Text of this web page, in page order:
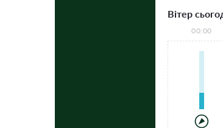
Вітер
00:00